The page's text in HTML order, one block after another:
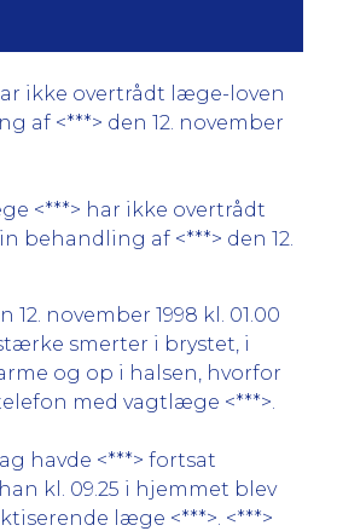
ikke overtrådt læge-loven
af <***> den 12. november
<***> har ikke overtrådt
behandling af <***> den 12.
12. november 1998 kl. 01.00
smerter i brystet, i
og op i halsen, hvorfor
med vagtlæge <***>.
havde <***> fortsat
kl. 09.25 i hjemmet blev
læge <***>. <***>